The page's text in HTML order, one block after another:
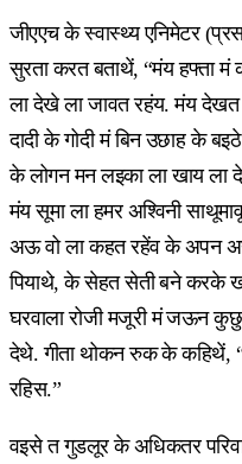
जीएएच के स्वास्थ्य एनिमेटर
सुरता करत बताथें, “मंय हफ्ता
ला देखे ला जावत रहंय. मंय
दादी के गोदी मं बिन उछाह के
के लोगन मन लइका ला खाय ला
मंय सूमा ला हमर अश्विनी
अऊ वो ला कहत रहेंव के अपन
पियाथे, के सेहत सेती बने करके
घरवाला रोजी मजूरी मं जऊन
देथे. गीता थोकन रुक के कहिथें,
वइसे त गुडलूर के अधिकतर